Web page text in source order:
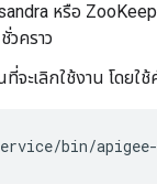
หรือ
วคราว
จะเลิกใช้งาน โดยใ
bin/